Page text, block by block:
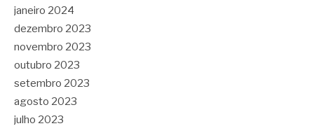
janeiro 2024
dezembro 2023
novembro 2023
outubro 2023
setembro 2023
agosto 2023
julho 2023